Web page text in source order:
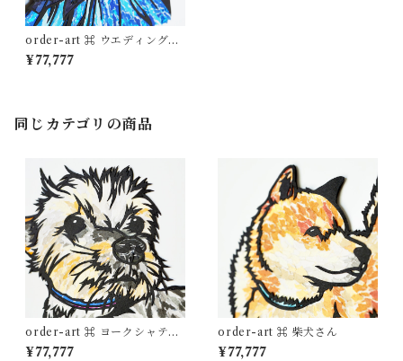
order-art ⌘ ウエディングド
レス
¥77,777
同じカテゴリの商品
order-art ⌘ ヨークシャテリ
アさん
¥77,777
order-art ⌘ 柴犬さん
¥77,777